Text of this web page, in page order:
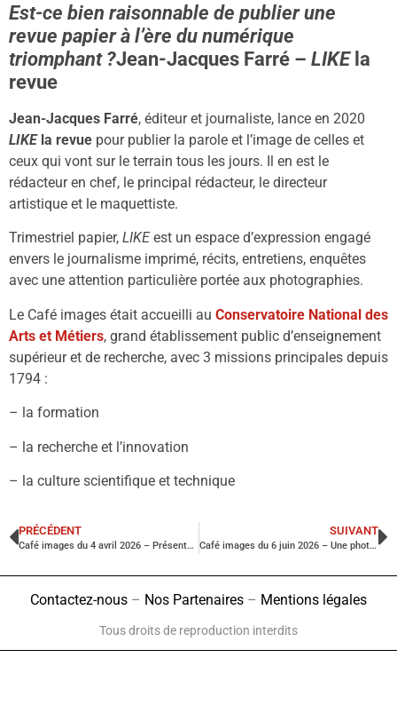
Est-ce bien raisonnable de publier une
revue papier à l’ère du numérique
triomphant ?Jean-Jacques Farré – LIKE la
revue
Jean-Jacques Farré, éditeur et journaliste, lance en 2020
LIKEla revue pour publier la parole et l’image de celles et
ceux qui vont sur le terrain tous les jours. Il en est le
rédacteur en chef, le principal rédacteur, le directeur
artistique et le maquettiste.
Trimestriel papier, LIKEest un espace d’expression engagé
envers le journalisme imprimé, récits, entretiens, enquêtes
avec une attention particulière portée aux photographies.
Le Café images était accueilli au Conservatoire National des
Arts et Métiers, grand établissement public d’enseignement
supérieur et de recherche, avec 3 missions principales depuis
1794 :
– la formation
– la recherche et l’innovation
– la culture scientifique et technique
PRÉCÉDENT
Café images du 4 avril 2026 – Présentation de portfolios
SUIVANT
Café images du 6 juin 2026 – Une photographie / dix minutes
Contactez-nous – Nos Partenaires – Mentions légales
Tous droits de reproduction interdits